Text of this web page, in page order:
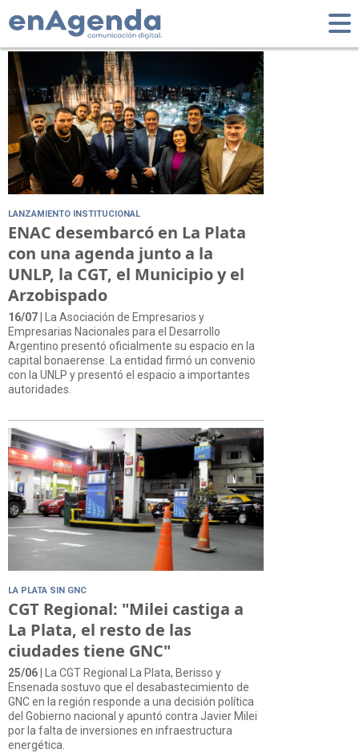
Tag: CGT
LANZAMIENTO INSTITUCIONAL
ENAC desembarcó en La Plata
con una agenda junto a la
UNLP, la CGT, el Municipio y el
Arzobispado
16/07 | La Asociación de Empresarios y
Empresarias Nacionales para el Desarrollo
Argentino presentó oficialmente su espacio en la
capital bonaerense. La entidad firmó un convenio
con la UNLP y presentó el espacio a importantes
autoridades.
LA PLATA SIN GNC
CGT Regional: "Milei castiga a
La Plata, el resto de las
ciudades tiene GNC"
25/06 | La CGT Regional La Plata, Berisso y
Ensenada sostuvo que el desabastecimiento de
GNC en la región responde a una decisión política
del Gobierno nacional y apuntó contra Javier Milei
por la falta de inversiones en infraestructura
energética.